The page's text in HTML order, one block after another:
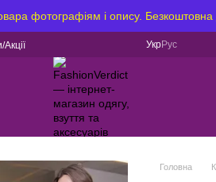
фотографіям і опису.
УкрРус
Головна